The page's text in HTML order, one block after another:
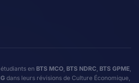
en BTS MCO, BTS NDRC, BTS GPME,
dans leurs révisions de Culture Économique,